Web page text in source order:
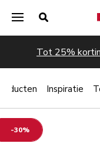
Tot 25%
-30%
Inspiratie